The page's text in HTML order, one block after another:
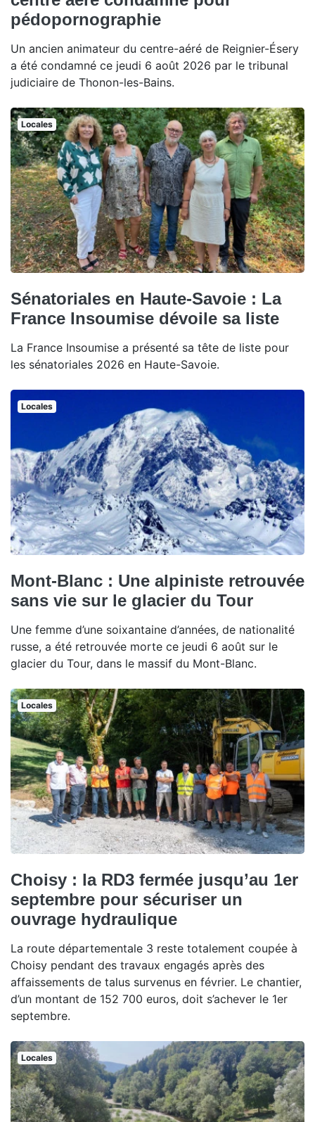
pédopornographie
Un ancien animateur du centre-aéré de Reignier-Ésery
a été condamné ce jeudi 6 août 2026 par le tribunal
judiciaire de Thonon-les-Bains.
Locales
Sénatoriales en Haute-Savoie : La
France Insoumise dévoile sa liste
La France Insoumise a présenté sa tête de liste pour
les sénatoriales 2026 en Haute-Savoie.
Locales
Mont-Blanc : Une alpiniste retrouvée
sans vie sur le glacier du Tour
Une femme d’une soixantaine d’années, de nationalité
russe, a été retrouvée morte ce jeudi 6 août sur le
glacier du Tour, dans le massif du Mont-Blanc.
Locales
Choisy : la RD3 fermée jusqu’au 1er
septembre pour sécuriser un
ouvrage hydraulique
La route départementale 3 reste totalement coupée à
Choisy pendant des travaux engagés après des
affaissements de talus survenus en février. Le chantier,
d’un montant de 152 700 euros, doit s’achever le 1er
septembre.
Locales